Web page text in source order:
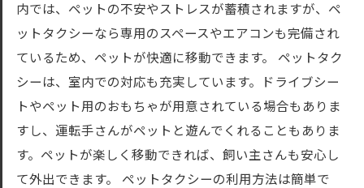
内では、ペットの不安やストレスが蓄積されますが、ペ
ットタクシーなら専用のスペースやエアコンも完備され
ているため、ペットが快適に移動できます。 ペットタク
シーは、室内での対応も充実しています。ドライブシー
トやペット用のおもちゃが用意されている場合もありま
すし、運転手さんがペットと遊んでくれることもありま
す。ペットが楽しく移動できれば、飼い主さんも安心し
て外出できます。 ペットタクシーの利用方法は簡単で